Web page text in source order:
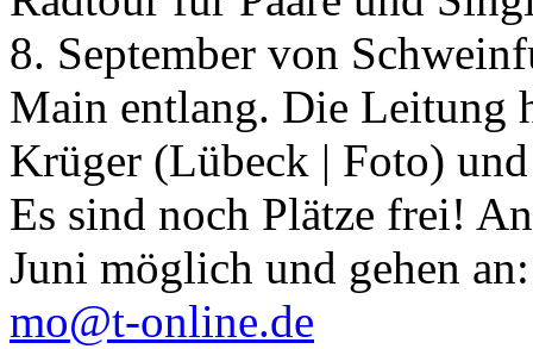
8. September von
Main entlang. Die Leitung
Krüger (Lübeck | Foto)
Es sind noch Plätze frei!
Juni möglich und gehen
mo@t-online.de